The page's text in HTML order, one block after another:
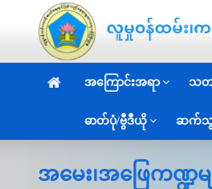
အကြောင်းအရာ သတ
ဓာတ်ပုံ/ဗွီဒီယို ဆက်သွ
အမေး၊အဖြေကဏ္ဍမျ